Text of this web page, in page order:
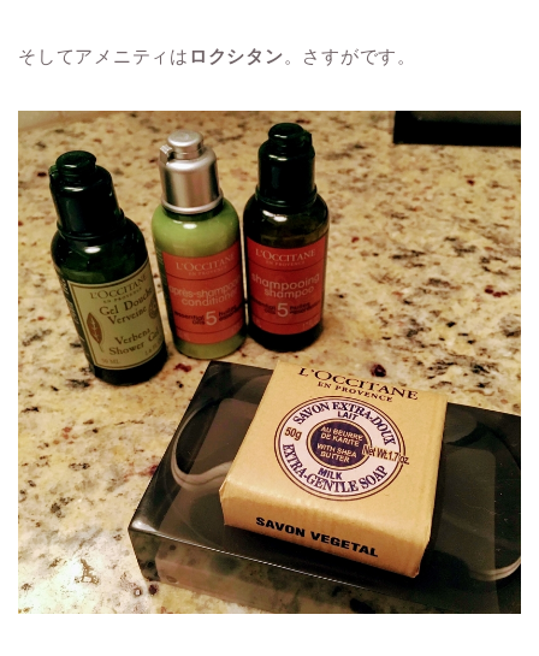
そしてアメニティは ロクシタン。さすがです。